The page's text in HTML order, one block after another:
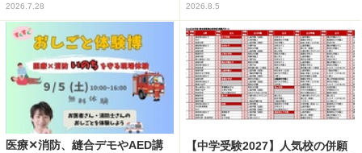
2026.7.28 2026.8.5
医療✕消防、縫合デモやAED講
【中学受験2027】人気校の併願